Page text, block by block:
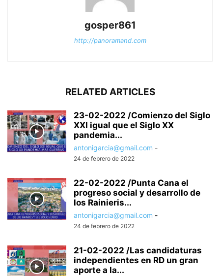
gosper861
http://panoramand.com
RELATED ARTICLES
23-02-2022 /Comienzo del Siglo
XXI igual que el Siglo XX
pandemia...
antonigarcia@gmail.com -
24 de febrero de 2022
22-02-2022 /Punta Cana el
progreso social y desarrollo de
los Rainieris...
antonigarcia@gmail.com -
24 de febrero de 2022
21-02-2022 /Las candidaturas
independientes en RD un gran
aporte a la...